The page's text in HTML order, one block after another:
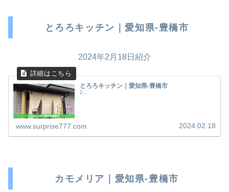
とろろキッチン｜愛知県-豊橋市
2024年2月18日紹介
とろろキッチン｜愛知県-豊橋市
2...
www.surprise777.com 2024.02.18
カモメリア｜愛知県-豊橋市